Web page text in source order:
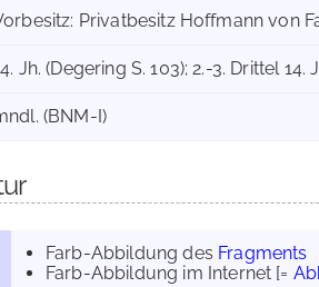
Privatbesitz Hoffmann von
Jh. (Degering S. 103); 2.-3. Drittel 14.
(BNM-I)
Farb-Abbildung des Fragments
Farb-Abbildung im Internet [=